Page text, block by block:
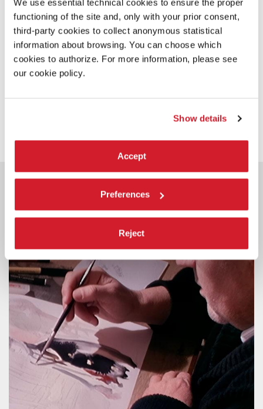
We use essential technical cookies to ensure the proper
functioning of the site and, only with your prior consent,
third-party cookies to collect anonymous statistical
information about browsing. You can choose which
cookies to authorize. For more information, please see
our cookie policy.
Show details
Accept
Preferences
Reject
fanatico, che quasi la linciò dall’entusiasmo davanti al Palazzo del
Cinema”.
«Arrivò Igor Stravinskij e nessuno lo riconobbe». È questo l’incipit di
un articolo del 1956 di Oriana Fallaci sull’”Europeo” dedicato a Gina
Lollobrigida e al suo grande successo popolare ospite al Lido, col
pubblico di fedeli che l’attende per ore fuori dall’albergo e dal
Palazzo del Cinema.
POTREBBE ANCHE
INTERESSARTI